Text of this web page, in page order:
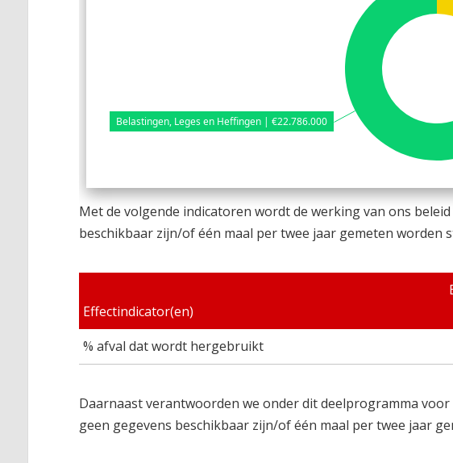
Belastingen, Leges en Heffingen | €22.786.000
Met de volgende indicatoren wordt de werking van ons
beschikbaar zijn/of één maal per twee jaar gemeten worden
Effectindicator(en)
% afval dat wordt hergebruikt
Daarnaast verantwoorden we onder dit deelprogramma
geen gegevens beschikbaar zijn/of één maal per twee jaar